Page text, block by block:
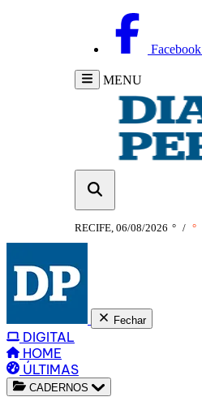
Facebook
MENU
RECIFE, 06/08/2026 ° / °
Fechar
DIGITAL
HOME
ÚLTIMAS
CADERNOS